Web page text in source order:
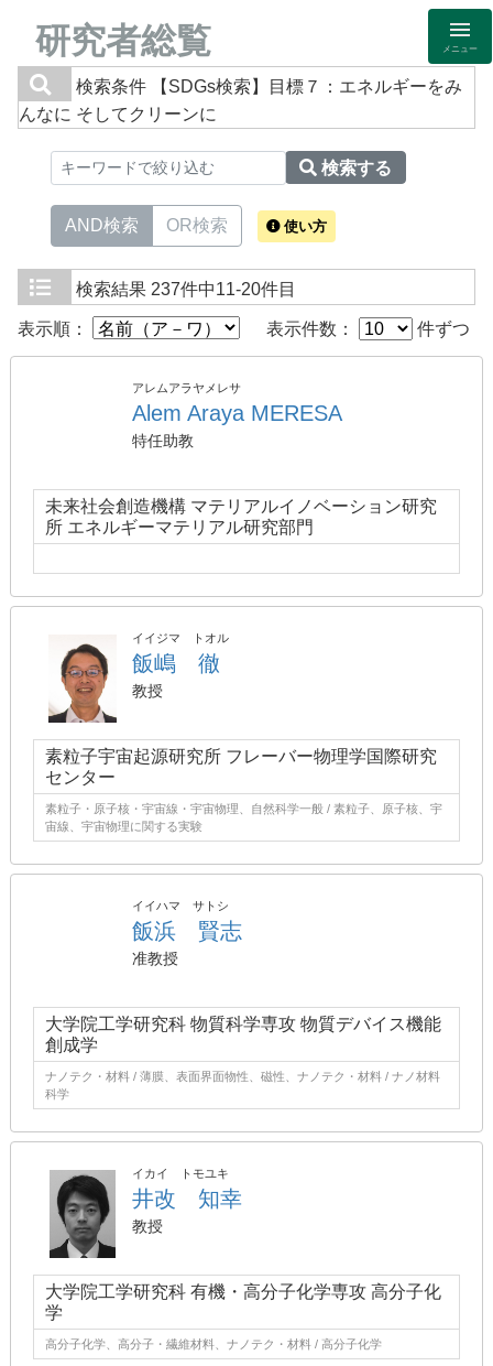
研究者総覧 メニュー
検索条件
【SDGs検索】目標７：エネルギーをみ
んなに そしてクリーンに
検索する
AND検索 OR検索 使い方
検索結果 237件中11-20件目
表示順： 表示件数： 件ずつ
アレムアラヤメレサ
Alem Araya MERESA
特任助教
未来社会創造機構 マテリアルイノベーション研究
所 エネルギーマテリアル研究部門
イイジマ トオル
飯嶋 徹
教授
素粒子宇宙起源研究所 フレーバー物理学国際研究
センター
素粒子・原子核・宇宙線・宇宙物理、自然科学一般 / 素粒子、原子核、宇
宙線、宇宙物理に関する実験
イイハマ サトシ
飯浜 賢志
准教授
大学院工学研究科 物質科学専攻 物質デバイス機能
創成学
ナノテク・材料 / 薄膜、表面界面物性、磁性、ナノテク・材料 / ナノ材料
科学
イカイ トモユキ
井改 知幸
教授
大学院工学研究科 有機・高分子化学専攻 高分子化
学
高分子化学、高分子・繊維材料、ナノテク・材料 / 高分子化学